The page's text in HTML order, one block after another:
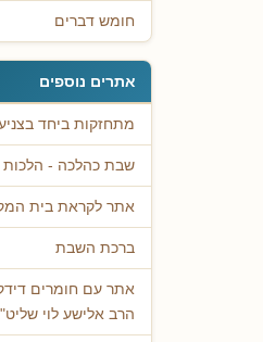
חומש דברים
אתרים נוספים
מתחזקות ביחד
שבת כהלכה -
אתר לקראת בית
ברכת השבת
אתר עם חומרים
הרב אלישע לוי